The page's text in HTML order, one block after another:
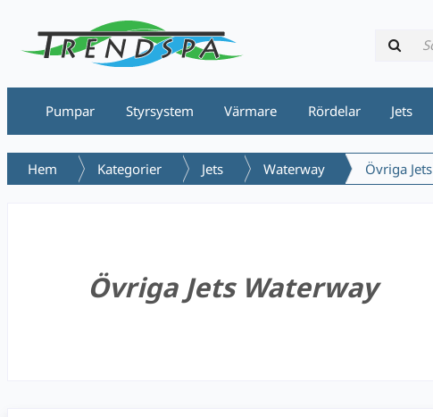
Pumpar Styrsystem Värmare Rördelar Jets
Hem Kategorier Jets Waterway Övriga Jets
Övriga Jets Waterway